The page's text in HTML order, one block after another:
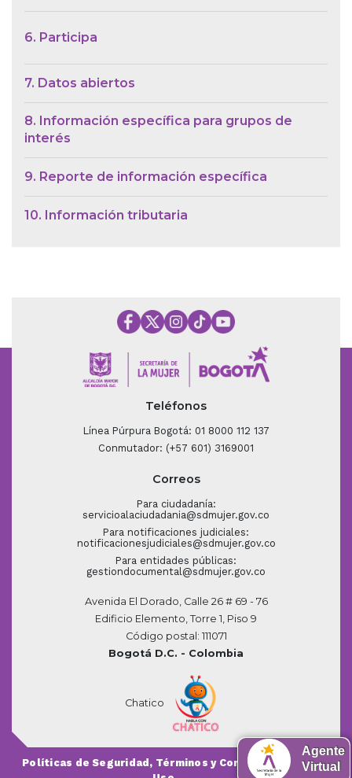
6. Participa
7. Datos abiertos
8. Información específica para grupos de
interés
9. Reporte de información específica
10. Información tributaria
Teléfonos
Línea Púrpura Bogotá: 01 8000 112 137
Conmutador: (+57 601) 3169001
Correos
Para ciudadanía:
servicioalaciudadania@sdmujer.gov.co
Para notificaciones judiciales:
notificacionesjudiciales@sdmujer.gov.co
Para entidades públicas:
gestiondocumental@sdmujer.gov.co
Avenida El Dorado, Calle 26 # 69 - 76
Edificio Elemento, Torre 1, Piso 9
Código postal: 111071
Bogotá D.C. - Colombia
Chatico
Políticas de Seguridad, Términos y Condiciones de
Agente
Virtual